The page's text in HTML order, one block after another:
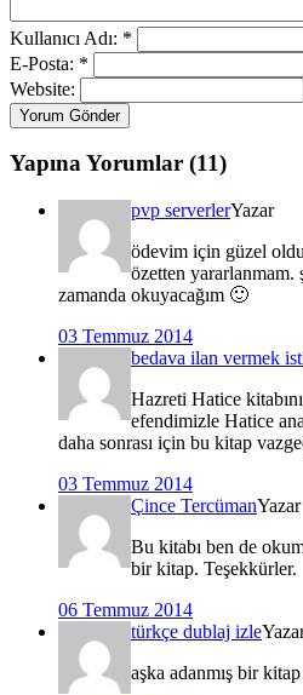
Kullanıcı Adı: *
E-Posta: *
Website:
Yorum Gönder
Yapına Yorumlar (11)
pvp serverlerYazar
ödevim için güzel
özetten
zamanda okuyacağım 🙂
03 Temmuz 2014
bedava ilan vermek
Hazreti Hatice
efendimizle Hatice
daha sonrası için bu kitap
03 Temmuz 2014
Çince TercümanYazar
Bu kitabı ben de
bir kitap. Teşekkürler.
06 Temmuz 2014
türkçe dublaj izle
aşka adanmış bir